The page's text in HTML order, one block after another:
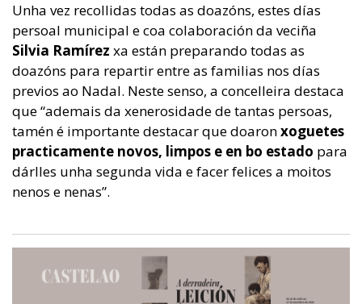
Unha vez recollidas todas as doazóns, estes días
persoal municipal e coa colaboración da veciña
Silvia Ramírez xa están preparando todas as
doazóns para repartir entre as familias nos días
previos ao Nadal. Neste senso, a concelleira destaca
que “ademais da xenerosidade de tantas persoas,
tamén é importante destacar que doaronxoguetes
practicamente novos, limpos e en bo estado para
dárlles unha segunda vida e facer felices a moitos
nenos e nenas”.